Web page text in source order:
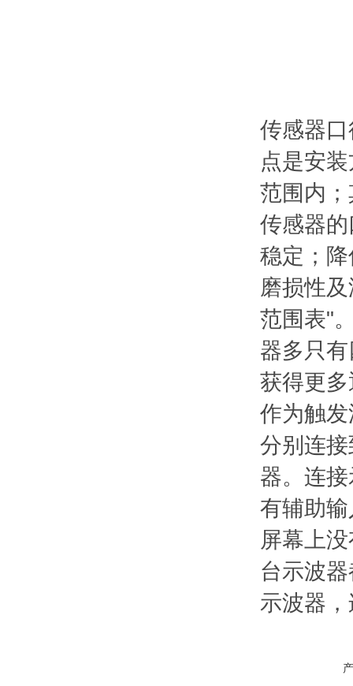
传感器
点是安
范围内
传感器
稳定；
磨损性
范围表"
器多只
获得更
作为触
分别连
器。连
有辅助
屏幕上
台示波
示波器